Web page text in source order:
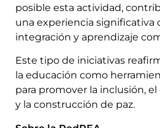
posible esta actividad,
una experiencia significativa
integración y aprendizaje
Este tipo de iniciativas
la educación como
para promover la inclusión,
y la construcción de paz.